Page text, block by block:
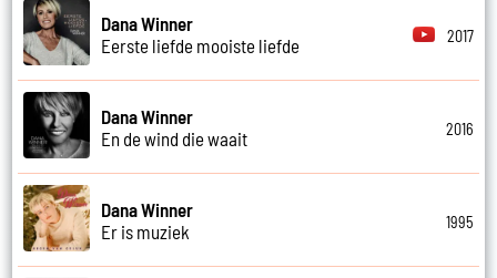
Dana Winner
Eerste liefde mooiste liefde
2017
Dana Winner
En de wind die waait
2016
Dana Winner
Er is muziek
1995